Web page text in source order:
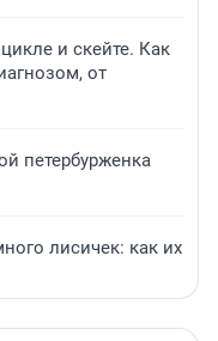
и скейте. Как
от
петербурженка
лисичек: как их